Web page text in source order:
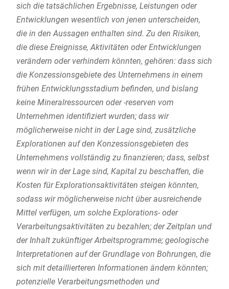
sich die tatsächlichen Ergebnisse, Leistungen oder
Entwicklungen wesentlich von jenen unterscheiden,
die in den Aussagen enthalten sind. Zu den Risiken,
die diese Ereignisse, Aktivitäten oder Entwicklungen
verändern oder verhindern könnten, gehören: dass sich
die Konzessionsgebiete des Unternehmens in einem
frühen Entwicklungsstadium befinden, und bislang
keine Mineralressourcen oder -reserven vom
Unternehmen identifiziert wurden; dass wir
möglicherweise nicht in der Lage sind, zusätzliche
Explorationen auf den Konzessionsgebieten des
Unternehmens vollständig zu finanzieren; dass, selbst
wenn wir in der Lage sind, Kapital zu beschaffen, die
Kosten für Explorationsaktivitäten steigen könnten,
sodass wir möglicherweise nicht über ausreichende
Mittel verfügen, um solche Explorations- oder
Verarbeitungsaktivitäten zu bezahlen; der Zeitplan und
der Inhalt zukünftiger Arbeitsprogramme; geologische
Interpretationen auf der Grundlage von Bohrungen, die
sich mit detaillierteren Informationen ändern könnten;
potenzielle Verarbeitungsmethoden und